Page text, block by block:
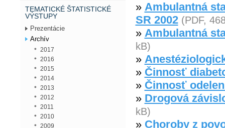
TEMATICKÉ ŠTATISTICKÉ
VÝSTUPY
Prezentácie
Archív
2017
2016
2015
2014
2013
2012
2011
2010
2009
» Ambulantná
SR 2002 (PDF,
» Ambulantná
kB)
»
» Činnosť
» Činnosť
» Drogová
kB)
» Choroby z